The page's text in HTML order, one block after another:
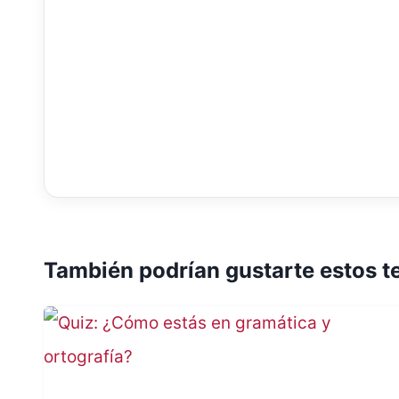
También podrían gustarte estos